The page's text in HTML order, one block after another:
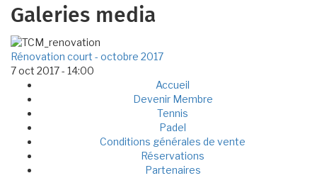
Galeries media
Rénovation court - octobre 2017
7 oct 2017 - 14:00
Footer
menu
Accueil
Devenir Membre
Tennis
Padel
Conditions générales de vente
Réservations
Partenaires